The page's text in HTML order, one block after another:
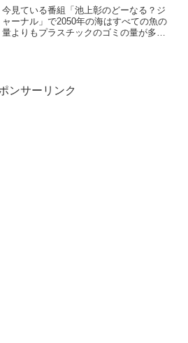
ちができる2つのこと
今見ている番組「池上彰のどーなる？ジ
ャーナル」で2050年の海はすべての魚の
量よりもプラスチックのゴミの量が多く
ンサーリンク